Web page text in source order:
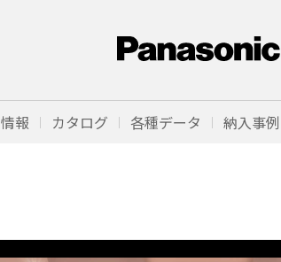
報 カタログ 各種データ 納入事例